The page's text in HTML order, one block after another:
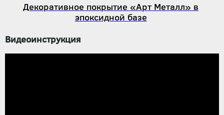
Декоративное покрытие «Арт Металл» в
эпоксидной базе
Видеоинструкция